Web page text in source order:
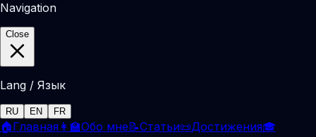
Navigation
Close
Lang / Язык
RU EN FR
🏠Главная 👩‍🏫Обо мне📝Статьи📜Достижения🎓